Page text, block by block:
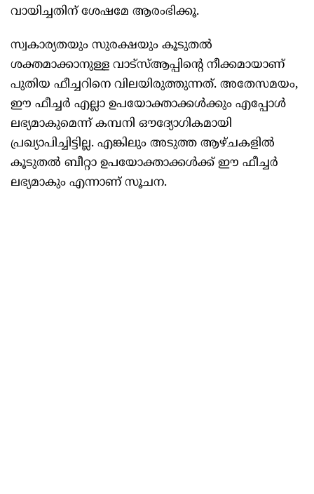
വായിച്ചതിന് ശേഷമേ ആരംഭിക്കൂ.
സ്വകാര്യതയും സുരക്ഷയും കൂടുതൽ
ശക്തമാക്കാനുള്ള വാട്‌സ്ആപ്പിന്‍റെ നീക്കമായാണ്
പുതിയ ഫീച്ചറിനെ വിലയിരുത്തുന്നത്. അതേസമയം,
ഈ ഫീച്ചർ എല്ലാ ഉപയോക്താക്കൾക്കും എപ്പോൾ
ലഭ്യമാകുമെന്ന് കമ്പനി ഔദ്യോഗികമായി
പ്രഖ്യാപിച്ചിട്ടില്ല. എങ്കിലും അടുത്ത ആഴ്‌ചകളിൽ
കൂടുതൽ ബീറ്റാ ഉപയോക്താക്കൾക്ക് ഈ ഫീച്ചർ
ലഭ്യമാകും എന്നാണ് സൂചന.